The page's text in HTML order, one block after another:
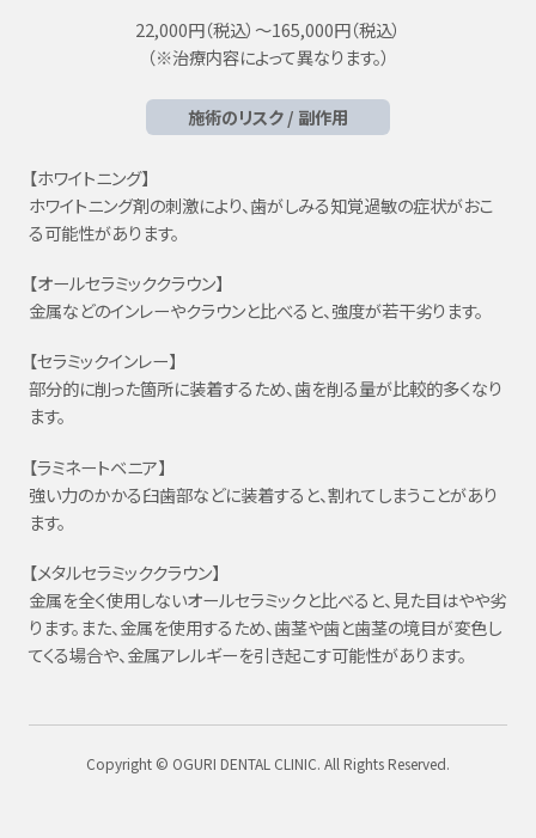
22,000円（税込）〜165,000円（税込）
（※治療内容によって異なります。）
施術のリスク / 副作用
【ホワイトニング】
ホワイトニング剤の刺激により、歯がしみる知覚過敏の症状がおこ
る可能性があります。
【オールセラミッククラウン】
金属などのインレーやクラウンと比べると、強度が若干劣ります。
【セラミックインレー】
部分的に削った箇所に装着するため、歯を削る量が比較的多くなり
ます。
【ラミネートベニア】
強い力のかかる臼歯部などに装着すると、割れてしまうことがあり
ます。
【メタルセラミッククラウン】
金属を全く使用しないオールセラミックと比べると、見た目はやや劣
ります。また、金属を使用するため、歯茎や歯と歯茎の境目が変色し
てくる場合や、金属アレルギーを引き起こす可能性があります。
Copyright © OGURI DENTAL CLINIC. All Rights Reserved.